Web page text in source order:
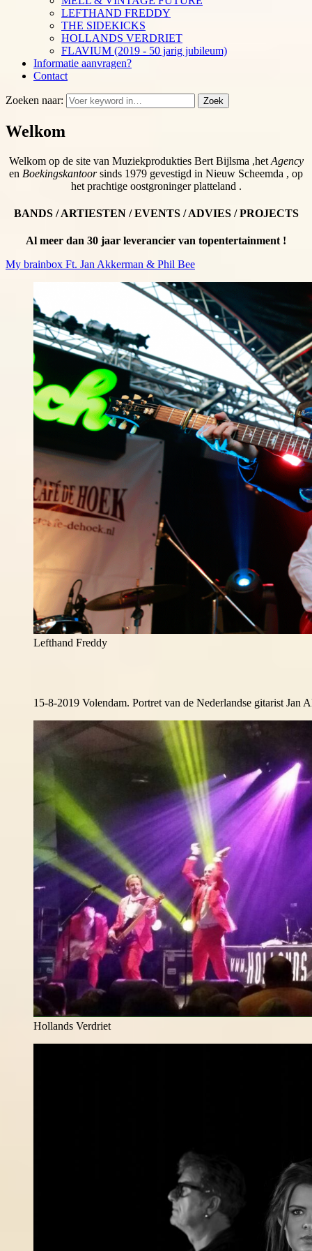
LEFTHAND FREDDY
THE SIDEKICKS
HOLLANDS VERDRIET
FLAVIUM (2019 - 50 jarig jubileum)
Informatie aanvragen?
Contact
Zoeken naar: Zoek
Welkom
Welkom op de site van Muziekprodukties Bert Bijlsma ,het Agency
en Boekingskantoorsinds 1979 gevestigd in Nieuw Scheemda , op
het prachtige oostgroninger platteland .
BANDS / ARTIESTEN / EVENTS / ADVIES / PROJECTS
Al meer dan 30 jaar leverancier van topentertainment !
My brainbox Ft. Jan Akkerman & Phil Bee
Lefthand Freddy
15-8-2019 Volendam. Portret van de Nederlandse gitarist Jan
Hollands Verdriet